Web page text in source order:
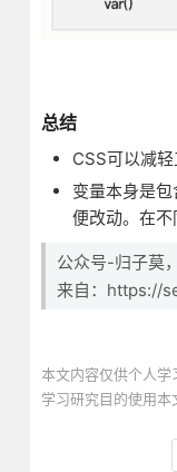
总结
CSS可以减
变量本身是
便改动。在不
公众号-归子莫
来自：https://
本文内容仅供个人
学习研究目的使用本